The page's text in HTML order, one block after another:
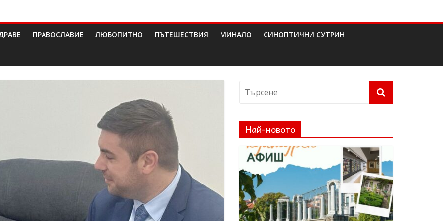
ПРАВОСЛАВИЕ ЛЮБОПИТНО ПЪТЕШЕСТВИЯ МИНАЛО СИНОПТИЧНИ СУТРИН
Най-новото